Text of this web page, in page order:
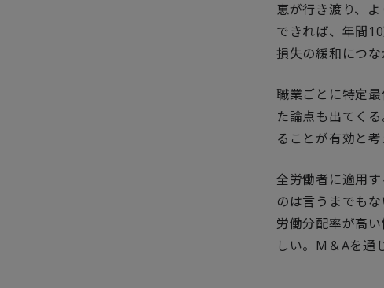
恵が行き渡り、
できれば、年間
損失の緩和につな
職業ごとに特定
た論点も出てく
ることが有効と考
全労働者に適用
のは言うまでも
労働分配率が高
しい。M＆Aを通